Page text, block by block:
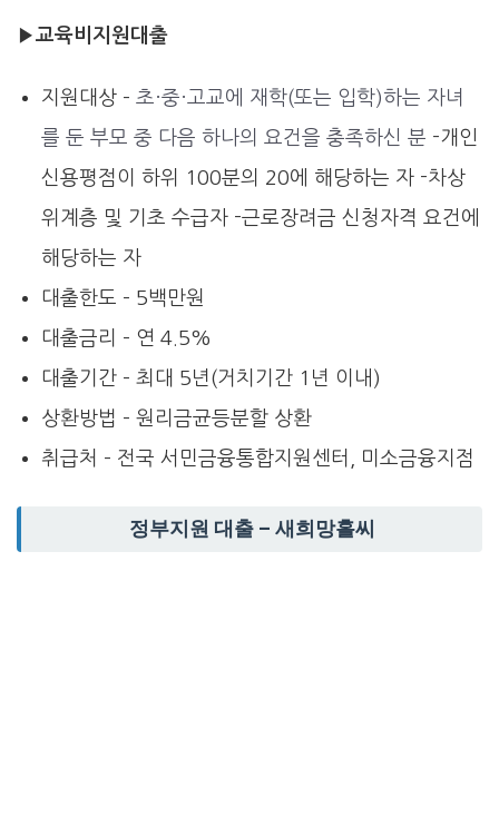
▶교육비지원대출
지원대상 – 초·중·고교에 재학(또는 입학)하는 자녀
를 둔 부모 중 다음 하나의 요건을 충족하신 분 -개인
신용평점이 하위 100분의 20에 해당하는 자 -차상
위계층 및 기초 수급자 -근로장려금 신청자격 요건에
해당하는 자
대출한도 – 5백만원
대출금리 – 연 4.5%
대출기간 – 최대 5년(거치기간 1년 이내)
상환방법 – 원리금균등분할 상환
취급처 – 전국 서민금융통합지원센터, 미소금융지점
정부지원 대출 – 새희망홀씨